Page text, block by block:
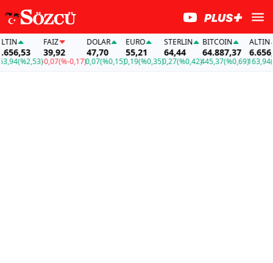
(%2,53)
39,92
-0,07(%-0,17)
DOLAR
47,70
0,07(%0,15)
EURO
55,21
0,19(%0,35)
STERLIN
64,44
0,27(%0,42)
BITCOIN
64.887,37
445,37(%0,69)
ALTIN
6.656,53
163,94